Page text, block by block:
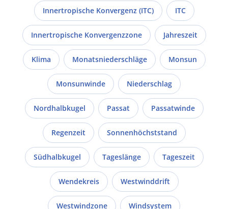
Innertropische Konvergenz (ITC) ITC
Innertropische Konvergenzzone Jahreszeit
Klima Monatsniederschläge Monsun
Monsunwinde Niederschlag
Nordhalbkugel Passat Passatwinde
Regenzeit Sonnenhöchststand
Südhalbkugel Tageslänge Tageszeit
Wendekreis Westwinddrift
Westwindzone Windsystem